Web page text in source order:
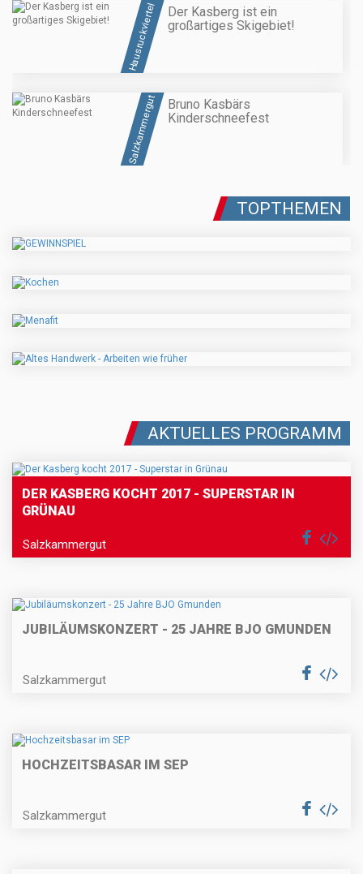
Hausruckviertel
Der Kasberg ist ein
großartiges Skigebiet!
Salzkammergut
Bruno Kasbärs
Kinderschneefest
TOPTHEMEN
AKTUELLES PROGRAMM
DER KASBERG KOCHT 2017 - SUPERSTAR IN
GRÜNAU
Salzkammergut
JUBILÄUMSKONZERT - 25 JAHRE BJO GMUNDEN
Salzkammergut
HOCHZEITSBASAR IM SEP
Salzkammergut